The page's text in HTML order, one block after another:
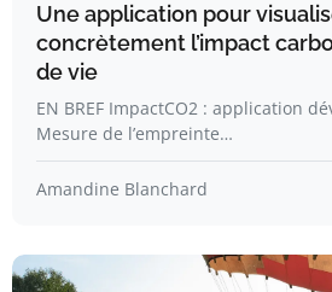
Une application pour
concrètement l’impact
de vie
EN BREF ImpactCO2 : application
Mesure de l’empreinte…
Amandine Blanchard